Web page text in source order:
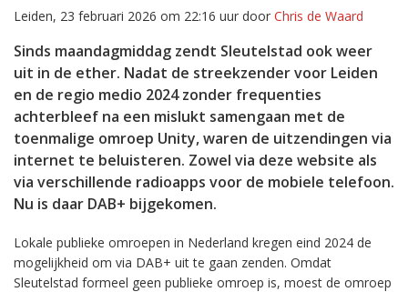
Leiden, 23 februari 2026 om 22:16 uur door Chris de Waard
Sinds maandagmiddag zendt Sleutelstad ook weer
uit in de ether. Nadat de streekzender voor Leiden
en de regio medio 2024 zonder frequenties
achterbleef na een mislukt samengaan met de
toenmalige omroep Unity, waren de uitzendingen via
internet te beluisteren. Zowel via deze website als
via verschillende radioapps voor de mobiele telefoon.
Nu is daar DAB+ bijgekomen.
Lokale publieke omroepen in Nederland kregen eind 2024 de
mogelijkheid om via DAB+ uit te gaan zenden. Omdat
Sleutelstad formeel geen publieke omroep is, moest de omroep